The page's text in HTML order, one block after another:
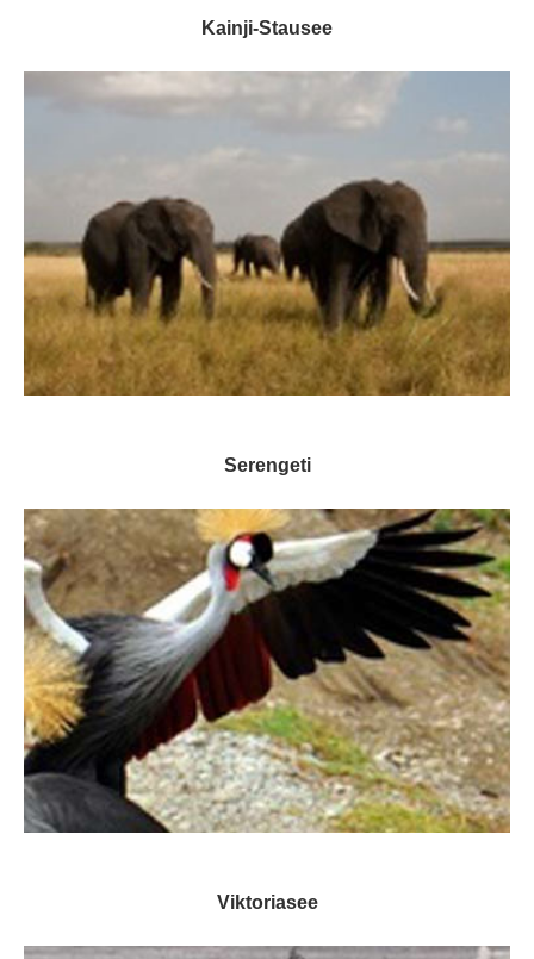
Kainji-Stausee
Serengeti
Viktoriasee